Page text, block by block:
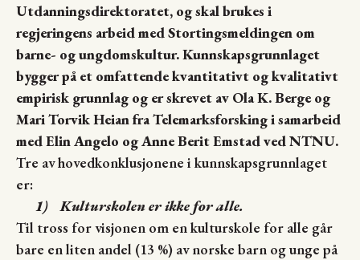
Utdanningsdirektoratet, og skal brukes i
regjeringens arbeid med Stortingsmeldingen om
barne- og ungdomskultur. Kunnskapsgrunnlaget
bygger på et omfattende kvantitativt og kvalitativt
empirisk grunnlag og er skrevet av Ola K. Berge og
Mari Torvik Heian fra Telemarksforsking i samarbeid
med Elin Angelo og Anne Berit Emstad ved NTNU.
Tre av hovedkonklusjonene i kunnskapsgrunnlaget
er:
1)
Kulturskolen er ikke for alle.
Til tross for visjonen om en kulturskole for alle går
bare en liten andel (13 %) av norske barn og unge på